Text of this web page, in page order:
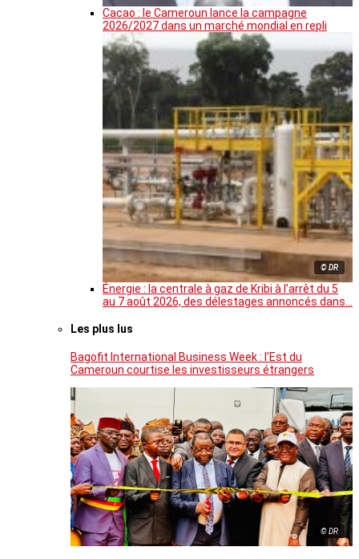
Cacao : le Cameroun lance la campagne
2026/2027 dans un marché mondial en repli
© DR
Énergie : la centrale à gaz de Kribi à l’arrêt du 5
au 7 août 2026, des délestages annoncés dans…
Les plus lus
Bagofit International Business Week : l’Est du
Cameroun courtise les investisseurs étrangers
© DR